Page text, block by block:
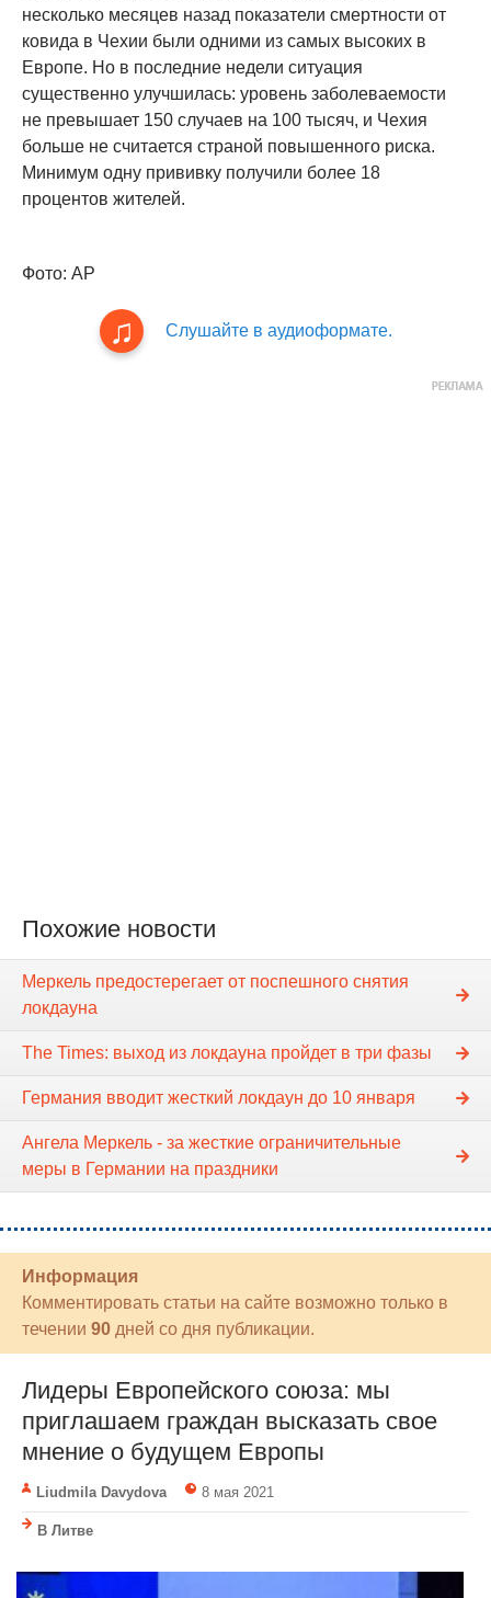
несколько месяцев назад показатели смертности от
ковида в Чехии были одними из самых высоких в
Европе. Но в последние недели ситуация
существенно улучшилась: уровень заболеваемости
не превышает 150 случаев на 100 тысяч, и Чехия
больше не считается страной повышенного риска.
Минимум одну прививку получили более 18
процентов жителей.
Фото: АР
Слушайте в аудиоформате.
Похожие новости
Меркель предостерегает от поспешного снятия
локдауна
The Times: выход из локдауна пройдет в три фазы
Германия вводит жесткий локдаун до 10 января
Ангела Меркель - за жесткие ограничительные
меры в Германии на праздники
Информация
Комментировать статьи на сайте возможно только в
течении 90 дней со дня публикации.
Лидеры Европейского союза: мы
приглашаем граждан высказать свое
мнение о будущем Европы
Liudmila Davydova 8 мая 2021
В Литве